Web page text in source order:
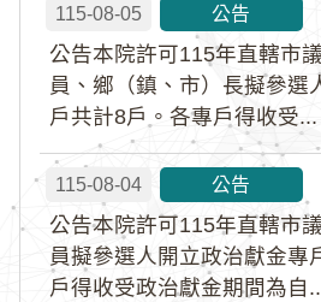
115-08-05 公告
公告本院許可115年直轄市
員、鄉（鎮、市）長擬參選
戶共計8戶。各專戶得收受...
115-08-04 公告
公告本院許可115年直轄市
員擬參選人開立政治獻金專
戶得收受政治獻金期間為自